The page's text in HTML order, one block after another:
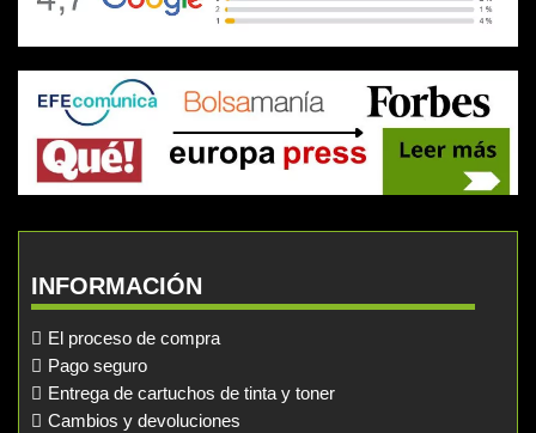
INFORMACIÓN
El proceso de compra
Pago seguro
Entrega de cartuchos de tinta y toner
Cambios y devoluciones